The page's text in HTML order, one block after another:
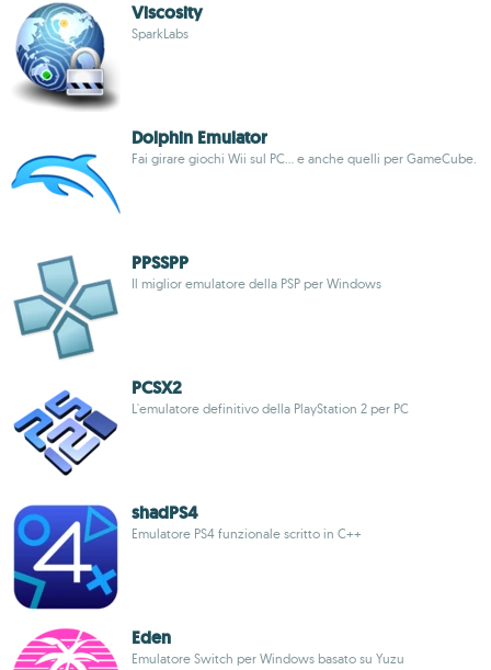
Viscosity
SparkLabs
Dolphin Emulator
Fai girare giochi Wii sul PC... e anche quelli per GameCube.
PPSSPP
Il miglior emulatore della PSP per Windows
PCSX2
L'emulatore definitivo della PlayStation 2 per PC
shadPS4
Emulatore PS4 funzionale scritto in C++
Eden
Emulatore Switch per Windows basato su Yuzu